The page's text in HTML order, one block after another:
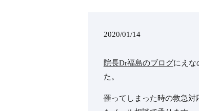
2020/01/14
院長Dr福島のブログにえな
た。
罹ってしまった時の救急